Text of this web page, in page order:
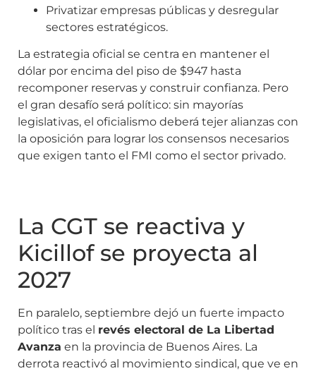
Privatizar empresas públicas y desregular
sectores estratégicos.
La estrategia oficial se centra en mantener el
dólar por encima del piso de $947 hasta
recomponer reservas y construir confianza. Pero
el gran desafío será político: sin mayorías
legislativas, el oficialismo deberá tejer alianzas con
la oposición para lograr los consensos necesarios
que exigen tanto el FMI como el sector privado.
La CGT se reactiva y
Kicillof se proyecta al
2027
En paralelo, septiembre dejó un fuerte impacto
político tras el revés electoral de La Libertad
Avanza en la provincia de Buenos Aires. La
derrota reactivó al movimiento sindical, que ve en